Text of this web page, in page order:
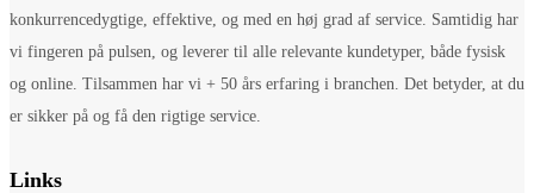
konkurrencedygtige, effektive, og med en høj grad af service. Samtidig har
vi fingeren på pulsen, og leverer til alle relevante kundetyper, både fysisk
og online. Tilsammen har vi + 50 års erfaring i branchen. Det betyder, at du
er sikker på og få den rigtige service.
Links